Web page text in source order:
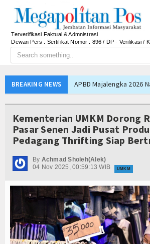
Terverifikasi Faktual & Admnistrasi
Dewan Pers : Sertifikat Nomor : 896 / DP - Verifikasi /
BREAKING NEWS
APBD Majalengka 2026
Ateng Sutisna Satukan
SIAL Food & Drinks
Munjirin Panen Padi
Interupsi PDIP Warnai
Bupati Majalengka
APBD Majalengka 2026
Persib Gagal Juara,
Kementerian UMKM Dorong
Pasar Senen Jadi Pusat
Pedagang Thrifting Siap
By Achmad Sholeh(Alek)
04 Nov 2025, 00:59:13 WIB
UMKM